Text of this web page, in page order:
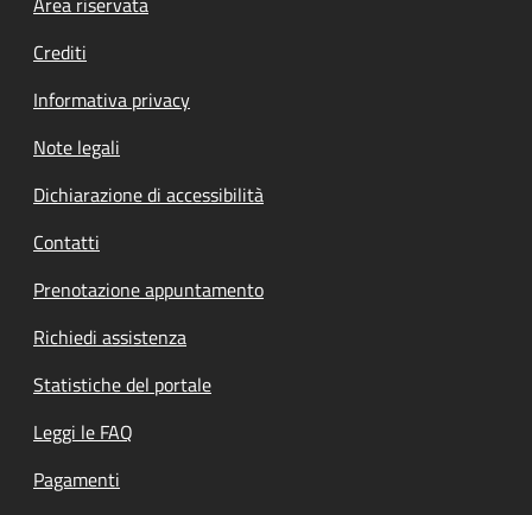
Crediti
Informativa privacy
Note legali
Dichiarazione di accessibilità
Contatti
Prenotazione appuntamento
Richiedi assistenza
Statistiche del portale
Leggi le FAQ
Pagamenti